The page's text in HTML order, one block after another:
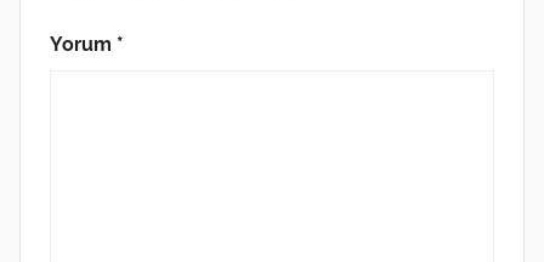
Yorum *